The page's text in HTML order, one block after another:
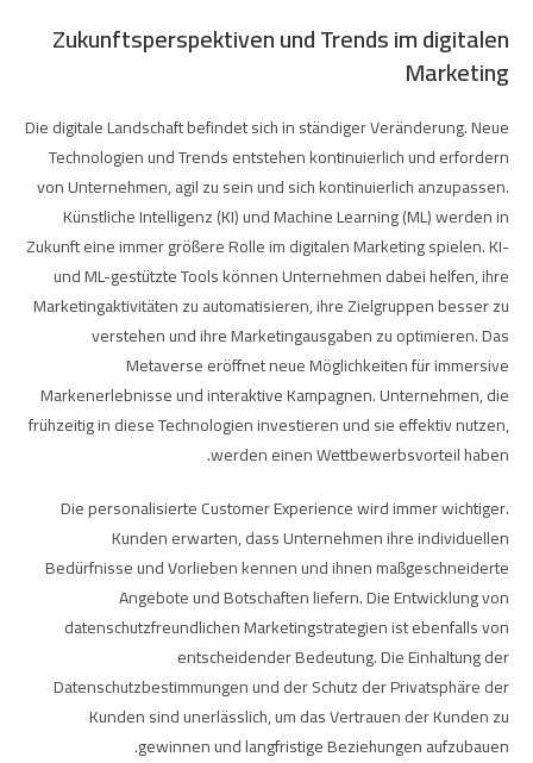
Zukunftsperspektiven und Trends im digitalen
Marketing
Die digitale Landschaft befindet sich in ständiger Veränderung. Neue
Technologien und Trends entstehen kontinuierlich und erfordern
von Unternehmen, agil zu sein und sich kontinuierlich anzupassen.
Künstliche Intelligenz (KI) und Machine Learning (ML) werden in
Zukunft eine immer größere Rolle im digitalen Marketing spielen. KI-
und ML-gestützte Tools können Unternehmen dabei helfen, ihre
Marketingaktivitäten zu automatisieren, ihre Zielgruppen besser zu
verstehen und ihre Marketingausgaben zu optimieren. Das
Metaverse eröffnet neue Möglichkeiten für immersive
Markenerlebnisse und interaktive Kampagnen. Unternehmen, die
frühzeitig in diese Technologien investieren und sie effektiv nutzen,
werden einen Wettbewerbsvorteil haben.
Die personalisierte Customer Experience wird immer wichtiger.
Kunden erwarten, dass Unternehmen ihre individuellen
Bedürfnisse und Vorlieben kennen und ihnen maßgeschneiderte
Angebote und Botschaften liefern. Die Entwicklung von
datenschutzfreundlichen Marketingstrategien ist ebenfalls von
entscheidender Bedeutung. Die Einhaltung der
Datenschutzbestimmungen und der Schutz der Privatsphäre der
Kunden sind unerlässlich, um das Vertrauen der Kunden zu
gewinnen und langfristige Beziehungen aufzubauen.